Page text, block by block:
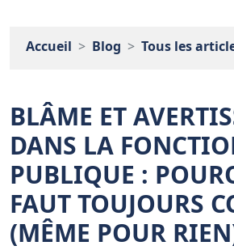
Accueil Blog Tous les
BLÂME ET
DANS LA
PUBLIQUE :
FAUT TOUJOURS
(MÊME POUR